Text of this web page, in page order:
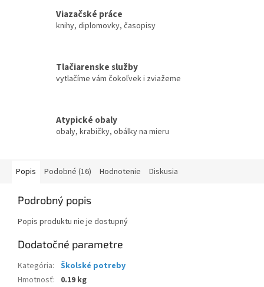
Viazačské práce
knihy, diplomovky, časopisy
Tlačiarenske služby
vytlačíme vám čokoľvek i zviažeme
Atypické obaly
obaly, krabičky, obálky na mieru
Popis Podobné (16) Hodnotenie Diskusia
Podrobný popis
Popis produktu nie je dostupný
Dodatočné parametre
Kategória: Školské potreby
Hmotnosť: 0.19 kg